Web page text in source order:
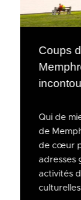
Coups
Qui de
de
de cœur
adresses
activités